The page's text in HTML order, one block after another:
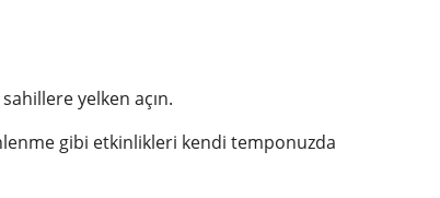
yelken açın.
gibi etkinlikleri kendi temponuzda